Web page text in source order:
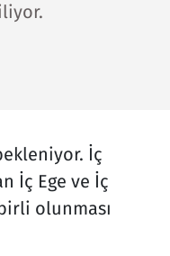
İç
İç Ege ve İç
olunması